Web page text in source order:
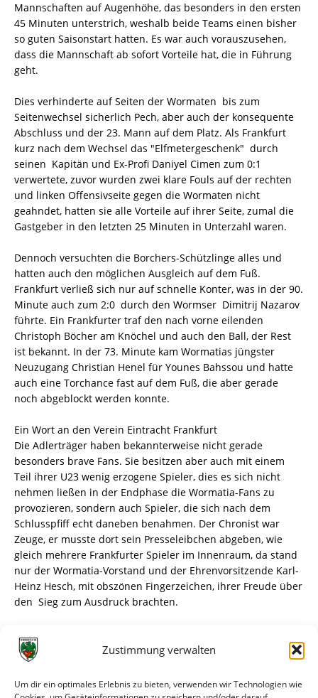
Zustimmung verwalten
Um dir ein optimales Erlebnis zu bieten, verwenden wir Technologien wie
Mannschaften auf Augenhöhe, das besonders in den ersten
45 Minuten unterstrich, weshalb beide Teams einen bisher
so guten Saisonstart hatten. Es war auch vorauszusehen,
dass die Mannschaft ab sofort Vorteile hat, die in Führung
geht.
Dies verhinderte auf Seiten der Wormaten bis zum
Seitenwechsel sicherlich Pech, aber auch der konsequente
Abschluss und der 23. Mann auf dem Platz. Als Frankfurt
kurz nach dem Wechsel das "Elfmetergeschenk" durch
seinen Kapitän und Ex-Profi Daniyel Cimen zum 0:1
verwertete, zuvor wurden zwei klare Fouls auf der rechten
und linken Offensivseite gegen die Wormaten nicht
geahndet, hatten sie alle Vorteile auf ihrer Seite, zumal die
Gastgeber in den letzten 25 Minuten in Unterzahl waren.
Dennoch versuchten die Borchers-Schützlinge alles und
hatten auch den möglichen Ausgleich auf dem Fuß.
Frankfurt verließ sich nur auf schnelle Konter, was in der 90.
Minute auch zum 2:0 durch den Wormser Dimitrij Nazarov
führte. Ein Frankfurter traf den nach vorne eilenden
Christoph Böcher am Knöchel und auch den Ball, der Rest
ist bekannt. In der 73. Minute kam Wormatias jüngster
Neuzugang Christian Henel für Younes Bahssou und hatte
auch eine Torchance fast auf dem Fuß, die aber gerade
noch abgeblockt werden konnte.
Ein Wort an den Verein Eintracht Frankfurt
Die Adlerträger haben bekannterweise nicht gerade
besonders brave Fans. Sie besitzen aber auch mit einem
Teil ihrer U23 wenig erzogene Spieler, dies es sich nicht
nehmen ließen in der Endphase die Wormatia-Fans zu
provozieren, sondern auch Spieler, die sich nach dem
Schlusspfiff echt daneben benahmen. Der Chronist war
Zeuge, er musste dort sein Presseleibchen abgeben, wie
gleich mehrere Frankfurter Spieler im Innenraum, da stand
nur der Wormatia-Vorstand und der Ehrenvorsitzende Karl-
Heinz Hesch, mit obszönen Fingerzeichen, ihrer Freude über
den Sieg zum Ausdruck brachten.
eigentlich ein richtig gutes Fußballspiel. Aber auch ein
Fingerzeig an die Wormatia-Spieler ,sich einfach noch
cleverer verhalten zu müssen. Die nächste